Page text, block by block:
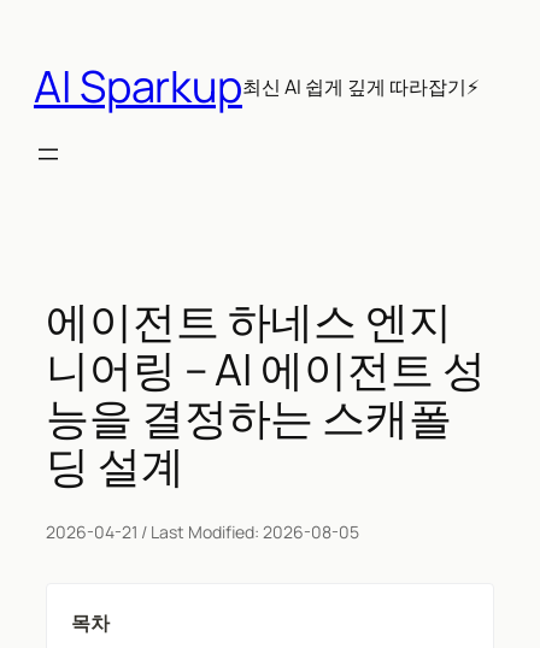
AI Sparkup최신 AI 쉽게 깊게 따라잡기⚡
에이전트 하네스 엔지
니어링 – AI 에이전트 성
능을 결정하는 스캐폴
딩 설계
2026-04-21 / Last Modified: 2026-08-05
목차